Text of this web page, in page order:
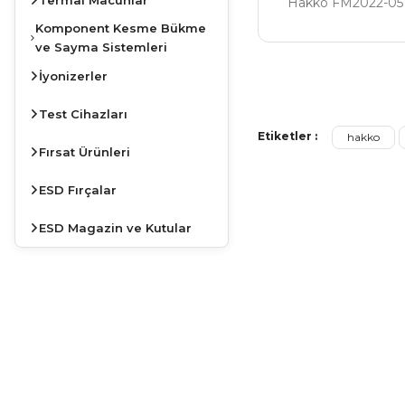
Komponent Kesme Bükme
ve Sayma Sistemleri
İyonizerler
Test Cihazları
Fırsat Ürünleri
ESD Fırçalar
ESD Magazin ve Kutular
Ürün resmi
Etiketler : hakko